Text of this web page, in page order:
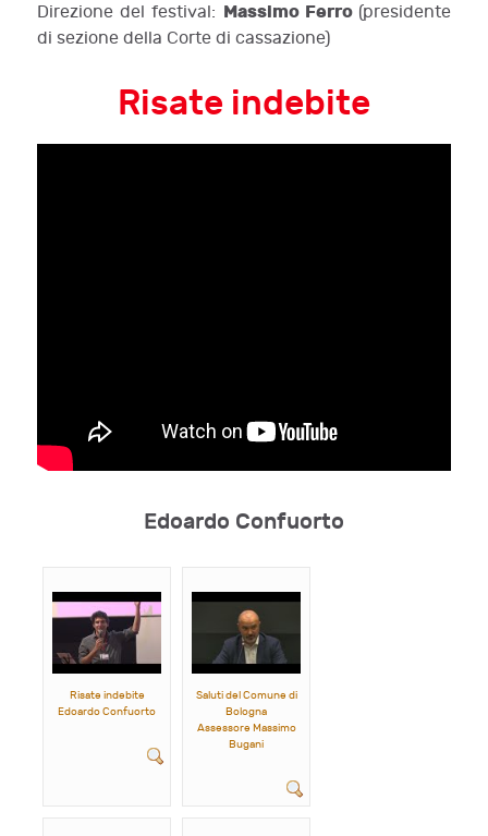
Direzione del festival: Massimo Ferro (presidente
di sezione della Corte di cassazione)
Risate indebite
Edoardo Confuorto
Risate indebite
Edoardo Confuorto
Saluti del Comune di
Bologna
Assessore Massimo
Bugani